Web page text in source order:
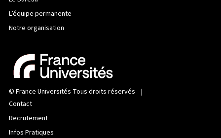
L’équipe permanente
Notre organisation
© France Universités Tous droits réservés |
Contact
Recrutement
Infos Pratiques